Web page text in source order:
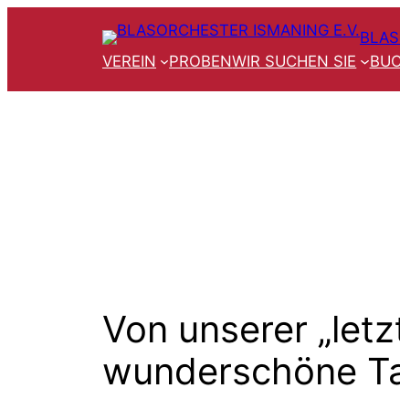
VEREIN
PROBENWIR SUCHEN SIE
Von unserer
wunderschöne